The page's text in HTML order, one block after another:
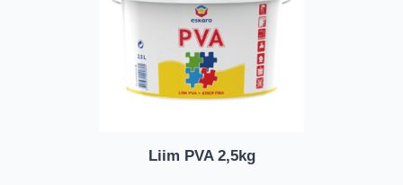
Liim PVA 2,5kg